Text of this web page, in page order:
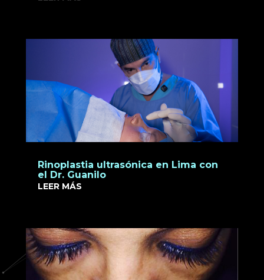
Rinoplastia ultrasónica en Lima con
el Dr. Guanilo
LEER MÁS